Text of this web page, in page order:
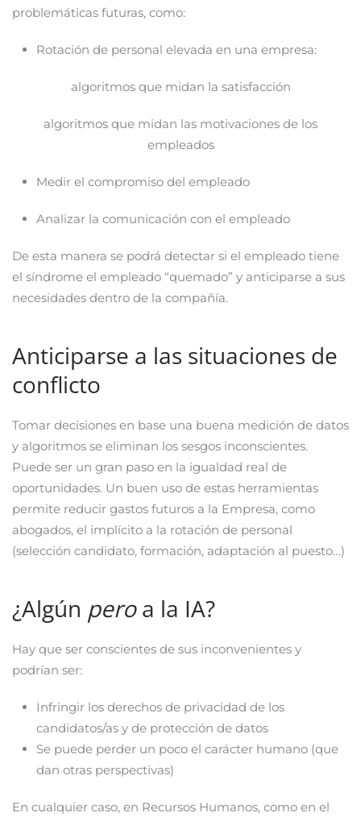
problemáticas futuras, como:
Rotación de personal elevada en una empresa:
algoritmos que midan la satisfacción
algoritmos que midan las motivaciones de los
empleados
Medir el compromiso del empleado
Analizar la comunicación con el empleado
De esta manera se podrá detectar si el empleado tiene
el síndrome el empleado “quemado” y anticiparse a sus
necesidades dentro de la compañía.
Anticiparse a las situaciones de
conflicto
Tomar decisiones en base una buena medición de datos
y algoritmos se eliminan los sesgos inconscientes.
Puede ser un gran paso en la igualdad real de
oportunidades. Un buen uso de estas herramientas
permite reducir gastos futuros a la Empresa, como
abogados, el implícito a la rotación de personal
(selección candidato, formación, adaptación al puesto…)
¿Algún peroa la IA?
Hay que ser conscientes de sus inconvenientes y
podrían ser:
Infringir los derechos de privacidad de los
candidatos/as y de protección de datos
Se puede perder un poco el carácter humano (que
dan otras perspectivas)
En cualquier caso, en Recursos Humanos, como en el